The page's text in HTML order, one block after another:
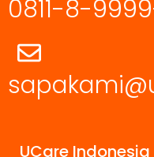
0811-8-
UCare Indonesia